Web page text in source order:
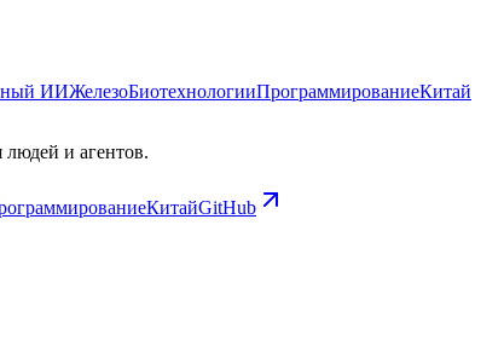
ИИЖелезоБиотехнологииПрограммированиеКитай
людей и агентов.
КитайGitHub